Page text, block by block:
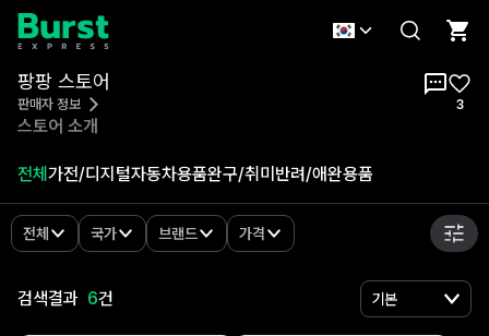
팡팡 스토어
판매자 정보 3
스토어 소개
전체 가전/디지털자동차용품완구/취미 반려/애완용품
전체 국가 브랜드 가격
검색결과 6건